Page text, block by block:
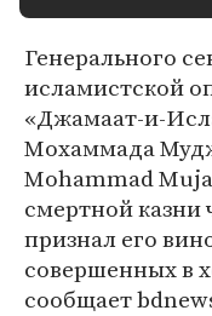
Генерального
исламистской
«Джамаат-и-
Мохаммада
Mohammad
смертной казни
признал его
совершенных в
сообщает